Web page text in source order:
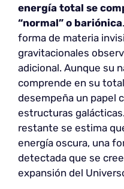
energía total se
“normal” o bariónica
forma de materia
gravitacionales
adicional. Aunque su
comprende en su
desempeña un papel
estructuras
restante se estima
energía oscura, una
detectada que se
expansión del